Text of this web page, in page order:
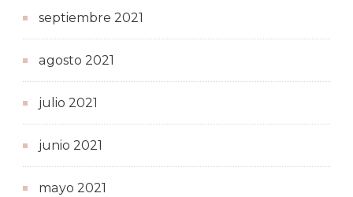
septiembre 2021
agosto 2021
julio 2021
junio 2021
mayo 2021